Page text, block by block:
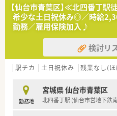
内科アレルギー科をメイン
す。
■処方箋枚数は月に約50枚
とりの患者様に対して時間
です。
■薬剤師1.5名と事務2名の
フ間の連携を密に取りなが
す。
【求人情報について】
■扶養内パートとして少な
からのスタートや久しぶり
【仙台市青葉区】≪北四番丁
希少な土日祝休み◎／時給
勤務／雇用保険加入♪
検討リ
駅チカ 土日祝休み 残業なし(
勤務地
宮城県 仙台市青葉区
北四番丁駅 (仙台市営地下鉄